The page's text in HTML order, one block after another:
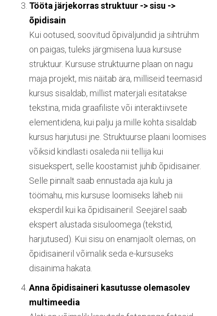
Tööta järjekorras struktuur -> sisu ->
õpidisain
Kui ootused, soovitud õpiväljundid ja sihtrühm
on paigas, tuleks järgmisena luua kursuse
struktuur. Kursuse struktuurne plaan on nagu
maja projekt, mis näitab ära, milliseid teemasid
kursus sisaldab, millist materjali esitatakse
tekstina, mida graafiliste või interaktiivsete
elementidena, kui palju ja mille kohta sisaldab
kursus harjutusi jne. Struktuurse plaani loomises
võiksid kindlasti osaleda nii tellija kui
sisuekspert, selle koostamist juhib õpidisainer.
Selle pinnalt saab ennustada aja kulu ja
töömahu, mis kursuse loomiseks läheb nii
eksperdil kui ka õpidisaineril. Seejärel saab
ekspert alustada sisuloomega (tekstid,
harjutused). Kui sisu on enamjaolt olemas, on
õpidisaineril võimalik seda e-kursuseks
disainima hakata.
Anna õpidisaineri kasutusse olemasolev
multimeedia